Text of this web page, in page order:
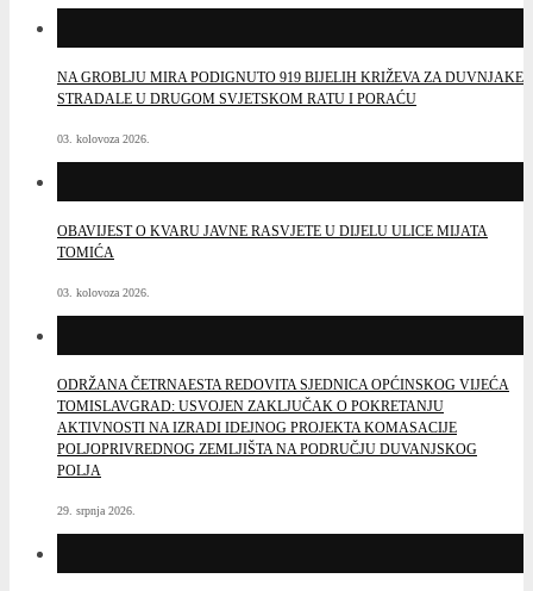
NA GROBLJU MIRA PODIGNUTO 919 BIJELIH KRIŽEVA ZA DUVNJAKE
STRADALE U DRUGOM SVJETSKOM RATU I PORAĆU
03. kolovoza 2026.
OBAVIJEST O KVARU JAVNE RASVJETE U DIJELU ULICE MIJATA
TOMIĆA
03. kolovoza 2026.
ODRŽANA ČETRNAESTA REDOVITA SJEDNICA OPĆINSKOG VIJEĆA
TOMISLAVGRAD: USVOJEN ZAKLJUČAK O POKRETANJU
AKTIVNOSTI NA IZRADI IDEJNOG PROJEKTA KOMASACIJE
POLJOPRIVREDNOG ZEMLJIŠTA NA PODRUČJU DUVANJSKOG
POLJA
29. srpnja 2026.